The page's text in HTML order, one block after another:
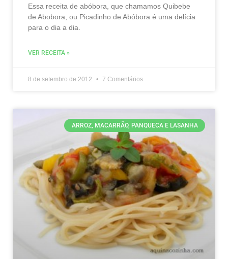
Essa receita de abóbora, que chamamos Quibebe
de Abobora, ou Picadinho de Abóbora é uma delícia
para o dia a dia.
VER RECEITA »
8 de setembro de 2012 7 Comentários
ARROZ, MACARRÃO, PANQUECA E LASANHA